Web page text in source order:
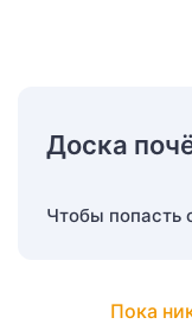
Доска
Чтобы попасть
Пока